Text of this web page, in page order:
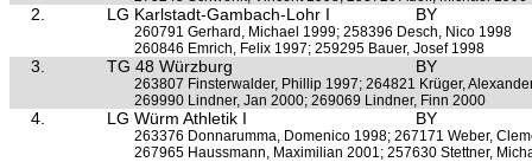
2. LG Karlstadt-Gambach-Lohr I BY
260791 Gerhard, Michael 1999; 258396 Desch, Nico 1998
260846 Emrich, Felix 1997; 259295 Bauer, Josef 1998
3. TG 48 Würzburg BY
263807 Finsterwalder, Phillip 1997; 264821 Krüger,
269990 Lindner, Jan 2000; 269069 Lindner, Finn 2000
4. LG Würm Athletik I BY
263376 Donnarumma, Domenico 1998; 267171 Weber,
267965 Haussmann, Maximilian 2001; 257630 Stettner,